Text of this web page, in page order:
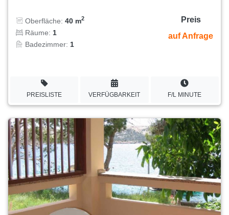
Oberfläche: 40 m2
Räume: 1
Badezimmer: 1
Preis
auf Anfrage
PREISLISTE VERFÜGBARKEIT F/L MINUTE